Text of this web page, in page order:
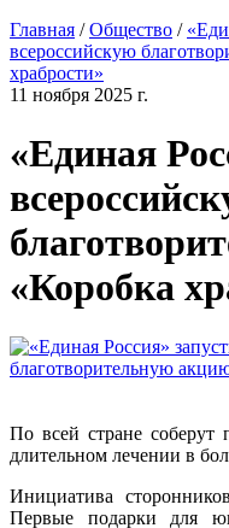
Главная /Общество /
всероссийскую
храбрости»
11 ноября 2025 г.
«Единая
«Коробка
По всей стране соберут
длительном лечении в
Инициатива
Первые подарки для